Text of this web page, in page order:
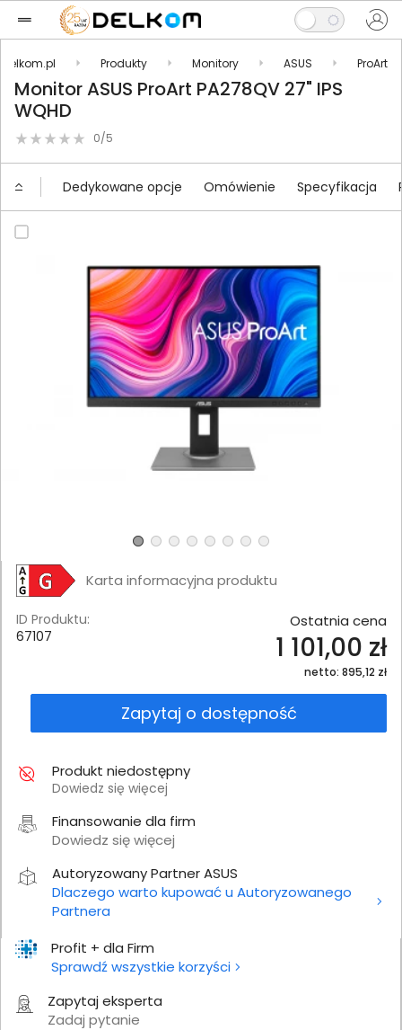
Delkom.pl Produkty Monitory ASUS ProArt
Monitor ASUS ProArt PA278QV 27" IPS
WQHD
0/5
Dedykowane opcje Omówienie Specyfikacja
Profit + dla Firm
Sprawdź wszystkie korzyści
Zapytaj eksperta
Zadaj pytanie
Karta informacyjna produktu
ID Produktu:
67107
Ostatnia cena
1 101,00 zł
netto: 895,12 zł
Zapytaj o dostępność
Produkt niedostępny
Dowiedz się więcej
Finansowanie dla firm
Dowiedz się więcej
Autoryzowany Partner ASUS
Dlaczego warto kupować u Autoryzowanego
Partnera